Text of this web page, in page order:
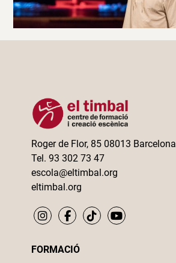
Roger de Flor, 85 08013 Barcelona
Tel. 93 302 73 47
escola@eltimbal.org
eltimbal.org
FORMACIÓ